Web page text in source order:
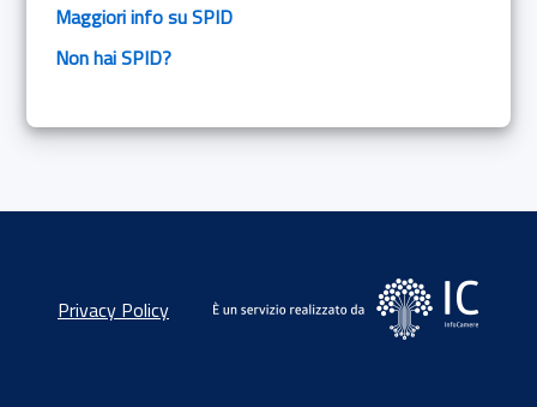
Maggiori info su SPID
Non hai SPID?
Privacy Policy